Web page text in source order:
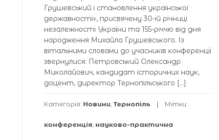
Грушевський і становлення української
державності», присвячену 30-ій річниці
незалежності України та 155-річчю від дня
народження Михайла Грушевського. Із
вітальними словами до учасників конференції
звернулися: Петровський Олександр
Миколайович, кандидат історичних наук,
доцент, директор Тернопільського […]
Категорія: Новини Тернопіль Мітки:
конференція науково-практична